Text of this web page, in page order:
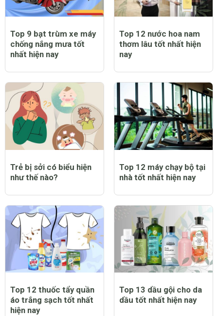
Top 9 bạt trùm xe máy
chống nắng mưa tốt
nhất hiện nay
Top 12 nước hoa nam
thơm lâu tốt nhất hiện
nay
Trẻ bị sởi có biểu hiện
như thế nào?
Top 12 máy chạy bộ tại
nhà tốt nhất hiện nay
Top 12 thuốc tẩy quần
áo trắng sạch tốt nhất
hiện nay
Top 13 dầu gội cho da
dầu tốt nhất hiện nay